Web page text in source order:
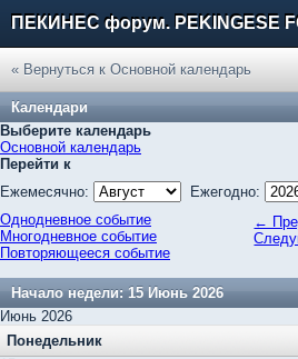
ПЕКИНЕС форум. PEKINGESE
« Вернуться к Основной календарь
Календари
Выберите календарь
Основной календарь
Перейти к
Ежемесячно:
Ежегодно:
←
Однодневное событие
Многодневное событие
Повторяющееся событие
Начало недели: 15 Июнь 2026
Июнь 2026
Понедельник